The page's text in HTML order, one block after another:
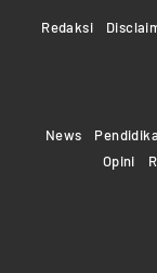
Redaksi
News
Opini